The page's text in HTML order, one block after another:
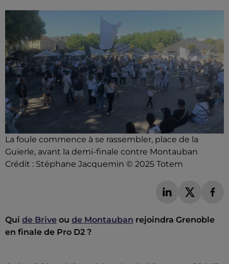
La foule commence à se rassembler, place de la
Guierle, avant la demi-finale contre Montauban
Crédit : Stéphane Jacquemin © 2025 Totem
Qui de Brive ou de Montauban rejoindra Grenoble
en finale de Pro D2 ?